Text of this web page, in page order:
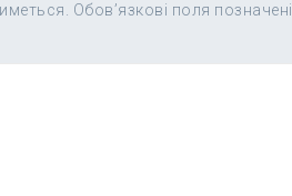
Обов’язкові поля позначені